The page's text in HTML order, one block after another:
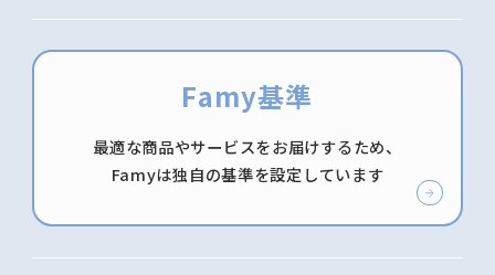
Famy基準
最適な商品やサービスをお届けするため、
Famyは独自の基準を設定しています